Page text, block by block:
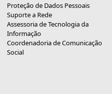
Proteção de Dados Pessoais
Suporte a Rede
Assessoria de Tecnologia da
Informação
Coordenadoria de Comunicação
Social